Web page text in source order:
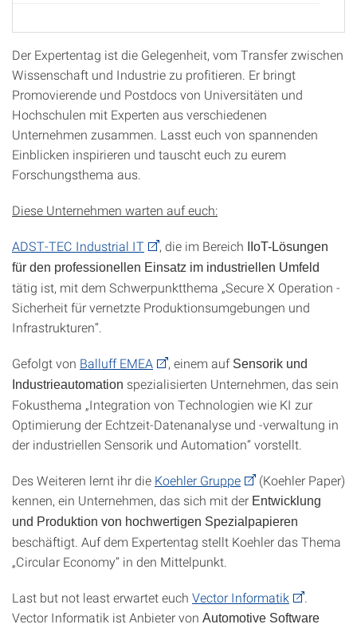
Der Expertentag ist die Gelegenheit, vom Transfer zwischen
Wissenschaft und Industrie zu profitieren. Er bringt
Promovierende und Postdocs von Universitäten und
Hochschulen mit Experten aus verschiedenen
Unternehmen zusammen. Lasst euch von spannenden
Einblicken inspirieren und tauscht euch zu eurem
Forschungsthema aus.
Diese Unternehmen warten auf euch:
ADST-TEC Industrial IT , die im Bereich
IIoT-Lösungen
für den professionellen Einsatz im industriellen Umfeld
tätig ist, mit dem Schwerpunktthema „Secure X Operation -
Sicherheit für vernetzte Produktionsumgebungen und
Infrastrukturen“.
Gefolgt von Balluff EMEA , einem auf Sensorik und
Industrieautomation spezialisierten Unternehmen, das sein
Fokusthema „Integration von Technologien wie KI zur
Optimierung der Echtzeit-Datenanalyse und -verwaltung in
der industriellen Sensorik und Automation“ vorstellt.
Des Weiteren lernt ihr die Koehler Gruppe
(Koehler Paper)
kennen, ein Unternehmen, das sich mit der Entwicklung
und Produktion von hochwertigen Spezialpapieren
beschäftigt. Auf dem Expertentag stellt Koehler das Thema
„Circular Economy“ in den Mittelpunkt.
Last but not least erwartet euch Vector Informatik
Vector Informatik ist Anbieter von Automotive Software